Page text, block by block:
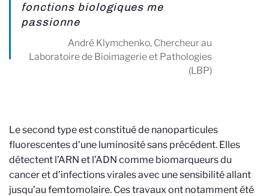
fonctions biologiques me
passionne
André Klymchenko, Chercheur au
Laboratoire de Bioimagerie et Pathologies
(LBP)
Le second type est constitué de nanoparticules
fluorescentes d'une luminosité sans précédent. Elles
détectent l’ARN et l’ADN comme biomarqueurs du
cancer et d’infections virales avec une sensibilité allant
jusqu’au femtomolaire. Ces travaux ont notamment été